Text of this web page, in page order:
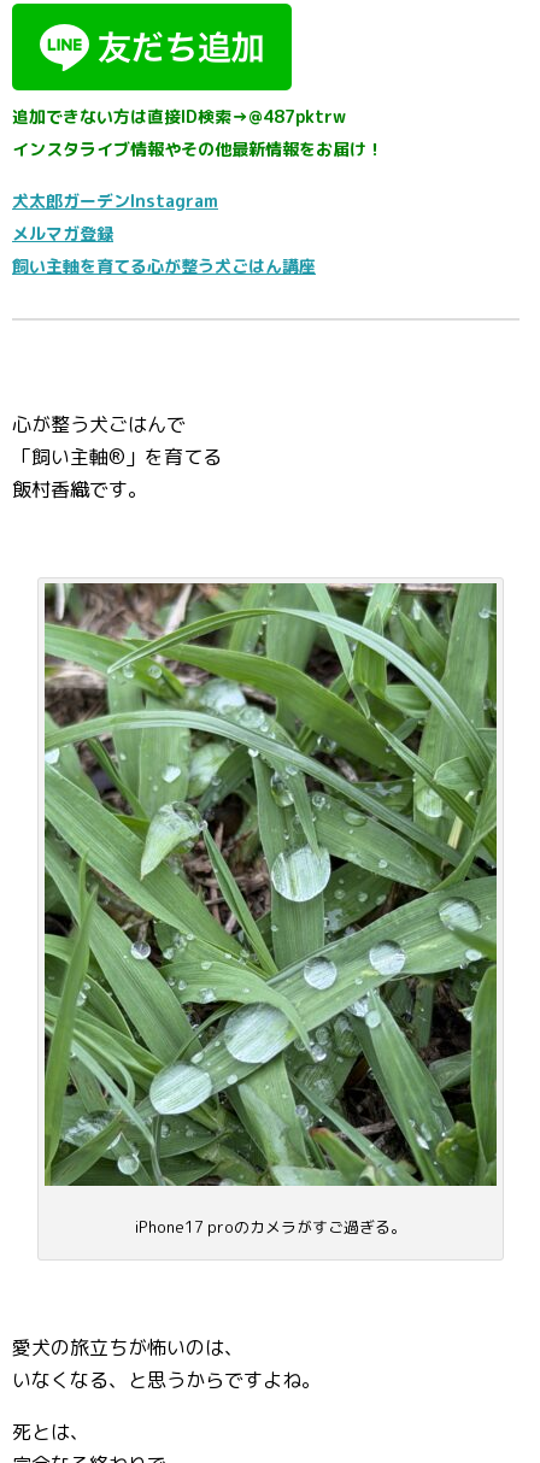
追加できない方は直接ID検索→@487pktrw
インスタライブ情報やその他最新情報をお届け！
犬太郎ガーデンInstagram
メルマガ登録
飼い主軸を育てる心が整う犬ごはん講座
心が整う犬ごはんで
「飼い主軸®️」を育てる
飯村香織です。
iPhone17 proのカメラがすご過ぎる。
愛犬の旅立ちが怖いのは、
いなくなる、と思うからですよね。
死とは、